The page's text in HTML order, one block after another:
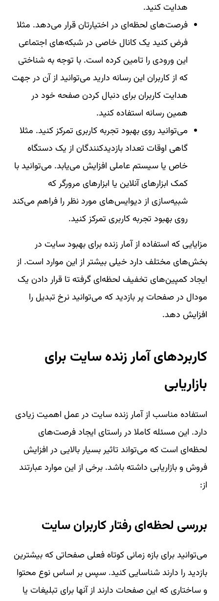
هدایت کنید.
فرصت‌های لحظه‌ای در اختیارتان قرار می‌دهد. مثلا
فرض کنید یک کانال خاصی در شبکه‌های اجتماعی
این ورودی را تامین کرده است. با توجه به شناختی
که از کاربران این رسانه دارید می‌توانید از آن در جهت
هدایت کاربران برای دنبال کردن صفحه خود در
همین رسانه استفاده کنید.
می‌توانید روی بهبود تجربه کاربری تمرکز کنید. مثلا
گاهی اوقات تعداد بازدیدکنندگان از یک دستگاه
خاص یا سیستم عاملی افزایش می‌یابد. می‌توانید با
کمک ابزارهای آنلاین یا ابزارهای مرورگر که
شبیه‌سازی از دیوایس‌های مورد نظر را فراهم می‌کند
روی بهبود تجربه کاربری تمرکز کنید.
مزایایی که استفاده از آمار زنده برای بهبود سایت در
بخش‌های مختلف دارد خیلی بیشتر از این موارد است. از
ایجاد کمپین‌های تخفیف لحظه‌ای گرفته تا قرار دادن یک
مودال در صفحات پر بازدید که می‌توانید نرخ تبدیل را
افزایش دهد.
کاربردهای آمار زنده سایت برای
بازاریابی
استفاده مناسب از آمار زنده سایت در عمل اهمیت زیادی
دارد. این مسئله کاملا در راستای ایجاد فرصت‌های
لحظه‌ای است که می‌تواند تاثیر بسیار بالایی در افزایش
فروش و بازاریابی داشته باشد. برخی از این موارد عبارتند
از:
بررسی لحظه‌ای رفتار کاربران سایت
می‌توانید برای بازه زمانی کوتاه فعلی صفحاتی که بیشترین
بازدید را دارند شناسایی کنید. سپس بر اساس نوع محتوا
و ساختاری که این صفحات دارند از آنها برای تبلیغات یا